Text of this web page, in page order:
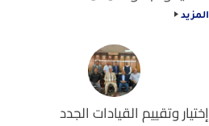
المزيد
إختيار وتقييم القيادات الجدد